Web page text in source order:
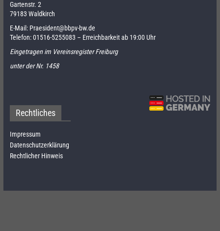
Gartenstr. 2
79183 Waldkirch
E-Mail: Praesident@bbpv-bw.de
Telefon:01516-5255083 – Erreichbarkeit ab 19:00 Uhr
Eingetragen im Vereinsregister Freiburg
unter der Nr. 1458
Rechtliches
Impressum
Datenschutzerklärung
Rechtlicher Hinweis